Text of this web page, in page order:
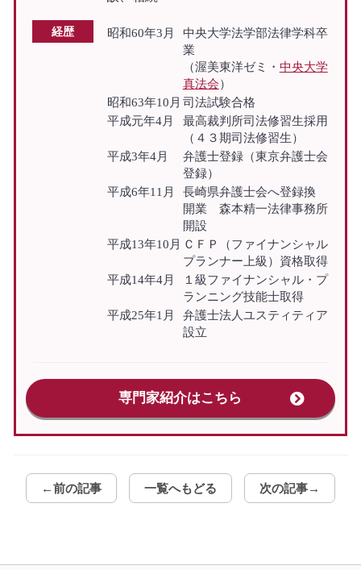
経歴 昭和60年3月
中央大学法学部法律学科卒
業
（渥美東洋ゼミ・ 中央大学
真法会）
昭和63年10月 司法試験合格
平成元年4月
最高裁判所司法修習生採用
（４３期司法修習生）
平成3年4月
弁護士登録（東京弁護士会
登録）
平成6年11月
長崎県弁護士会へ登録換
開業 森本精一法律事務所
開設
平成13年10月 ＣＦＰ（ファイナンシャル
プランナー上級）資格取得
平成14年4月
１級ファイナンシャル・プ
ランニング技能士取得
平成25年1月
弁護士法人ユスティティア
設立
専門家紹介はこちら
←前の記事 一覧へもどる 次の記事→